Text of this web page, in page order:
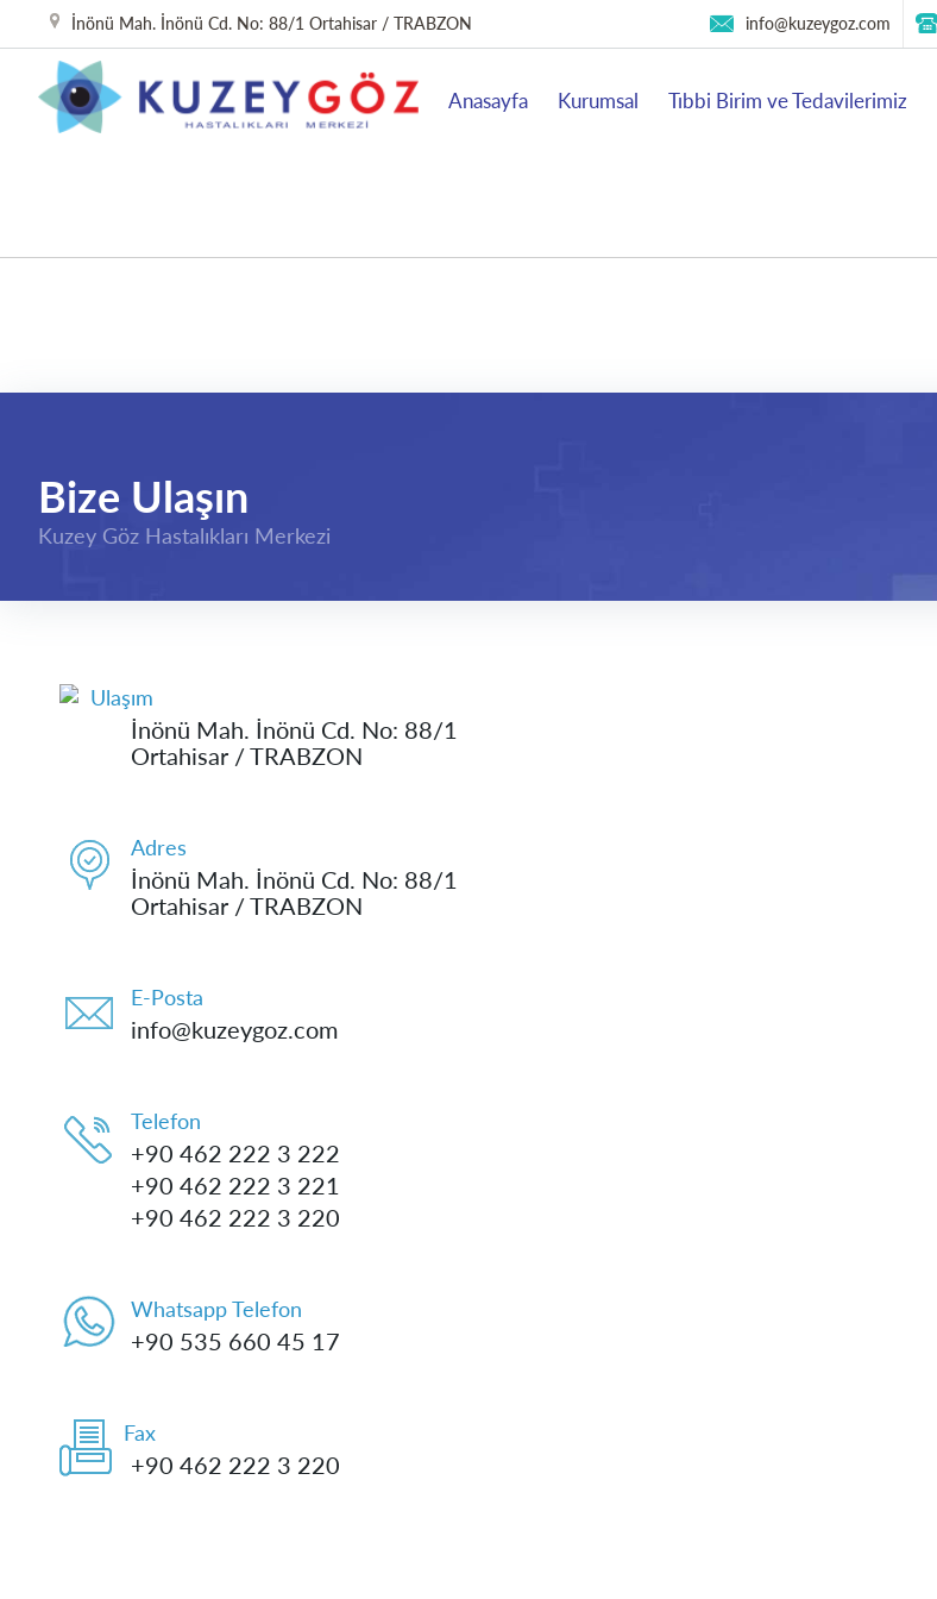
info@kuzeygoz.com
İnönü Mah. İnönü Cd. No: 88/1 Ortahisar / TRABZON
Anasayfa Kurumsal Tıbbi Birim ve Tedavilerimiz
Bize Ulaşın
Kuzey Göz Hastalıkları Merkezi
Ulaşım
İnönü Mah. İnönü Cd. No: 88/1
Ortahisar / TRABZON
Adres
İnönü Mah. İnönü Cd. No: 88/1
Ortahisar / TRABZON
E-Posta
info@kuzeygoz.com
Telefon
+90 462 222 3 222
+90 462 222 3 221
+90 462 222 3 220
Whatsapp Telefon
+90 535 660 45 17
Fax
+90 462 222 3 220